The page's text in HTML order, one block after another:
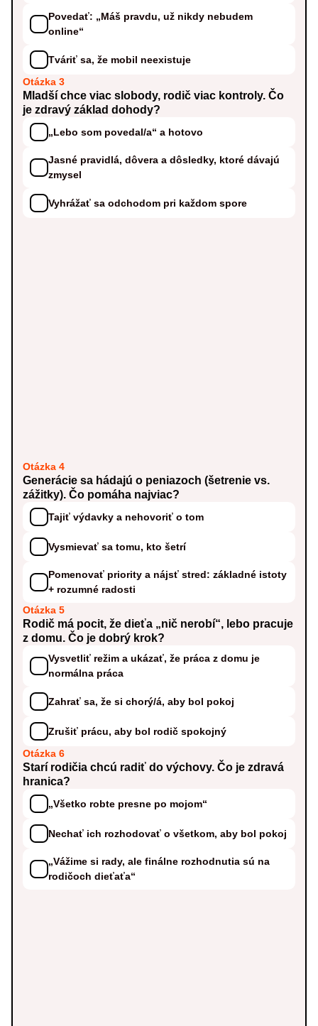
Povedať: „Máš pravdu, už nikdy nebudem
online“
Tváriť sa, že mobil neexistuje
Otázka 3
Mladší chce viac slobody, rodič viac kontroly. Čo
je zdravý základ dohody?
„Lebo som povedal/a“ a hotovo
Jasné pravidlá, dôvera a dôsledky, ktoré dávajú
zmysel
Vyhrážať sa odchodom pri každom spore
Otázka 4
Generácie sa hádajú o peniazoch (šetrenie vs.
zážitky). Čo pomáha najviac?
Tajiť výdavky a nehovoriť o tom
Vysmievať sa tomu, kto šetrí
Pomenovať priority a nájsť stred: základné istoty
+ rozumné radosti
Otázka 5
Rodič má pocit, že dieťa „nič nerobí“, lebo pracuje
z domu. Čo je dobrý krok?
Vysvetliť režim a ukázať, že práca z domu je
normálna práca
Zahrať sa, že si chorý/á, aby bol pokoj
Zrušiť prácu, aby bol rodič spokojný
Otázka 6
Starí rodičia chcú radiť do výchovy. Čo je zdravá
hranica?
„Všetko robte presne po mojom“
Nechať ich rozhodovať o všetkom, aby bol pokoj
„Vážime si rady, ale finálne rozhodnutia sú na
rodičoch dieťaťa“